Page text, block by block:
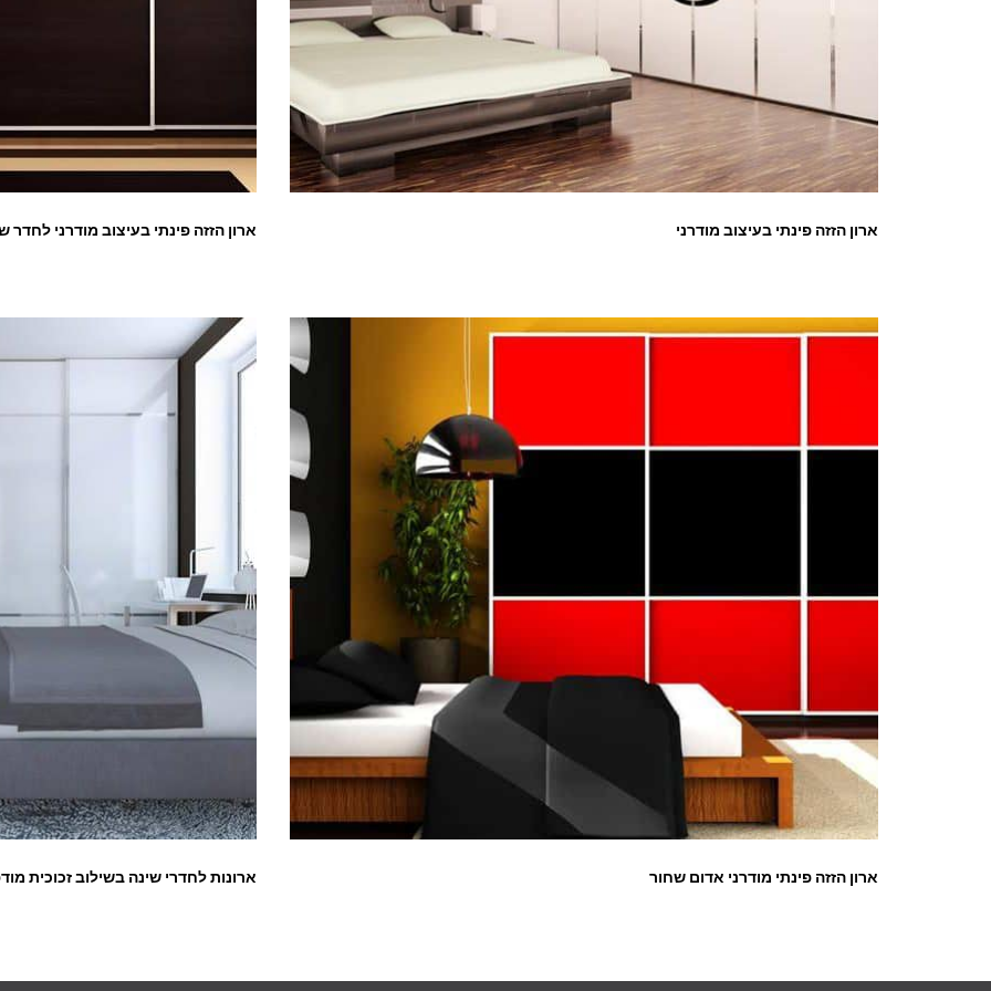
ארון הזזה פינתי בעיצוב מודרני ארון הזזה פינתי בעיצוב מודרני לחדר
ארון הזזה פינתי מודרני אדום שחור ארונות לחדרי שינה בשילוב זכוכית